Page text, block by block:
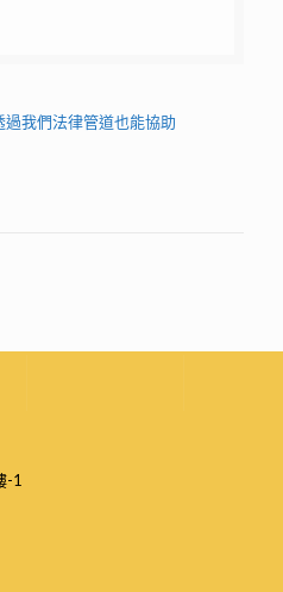
我們法律管道也能協助
-1